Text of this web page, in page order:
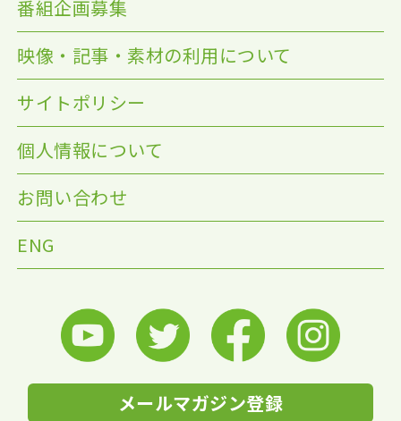
番組企画募集
映像・記事・素材の利用について
サイトポリシー
個人情報について
お問い合わせ
ENG
メールマガジン登録